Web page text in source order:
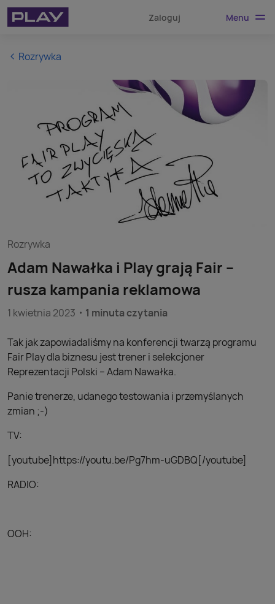
Zaloguj Menu
Rozrywka
Rozrywka
Adam Nawałka i Play grają Fair –
rusza kampania reklamowa
1 kwietnia 2023 1 minuta czytania
Tak jak zapowiadaliśmy na konferencji twarzą programu
Fair Play dla biznesu jest trener i selekcjoner
Reprezentacji Polski – Adam Nawałka.
Panie trenerze, udanego testowania i przemyślanych
zmian ;-)
TV:
[youtube]https://youtu.be/Pg7hm-uGDBQ[/youtube]
RADIO:
OOH: